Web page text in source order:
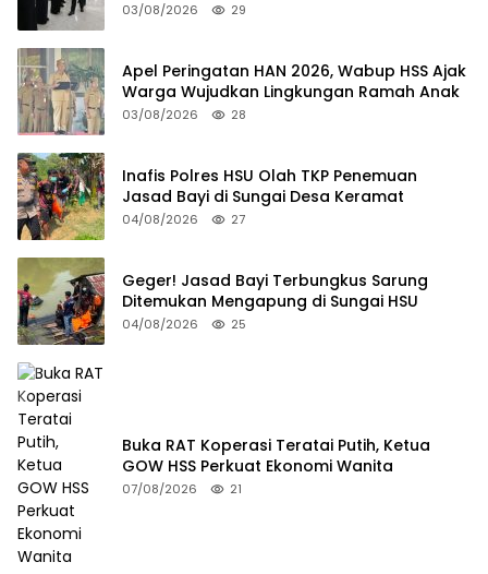
03/08/2026 29
Apel Peringatan HAN 2026, Wabup HSS Ajak
Warga Wujudkan Lingkungan Ramah Anak
03/08/2026 28
Inafis Polres HSU Olah TKP Penemuan
Jasad Bayi di Sungai Desa Keramat
04/08/2026 27
Geger! Jasad Bayi Terbungkus Sarung
Ditemukan Mengapung di Sungai HSU
04/08/2026 25
Buka RAT Koperasi Teratai Putih, Ketua
GOW HSS Perkuat Ekonomi Wanita
07/08/2026 21